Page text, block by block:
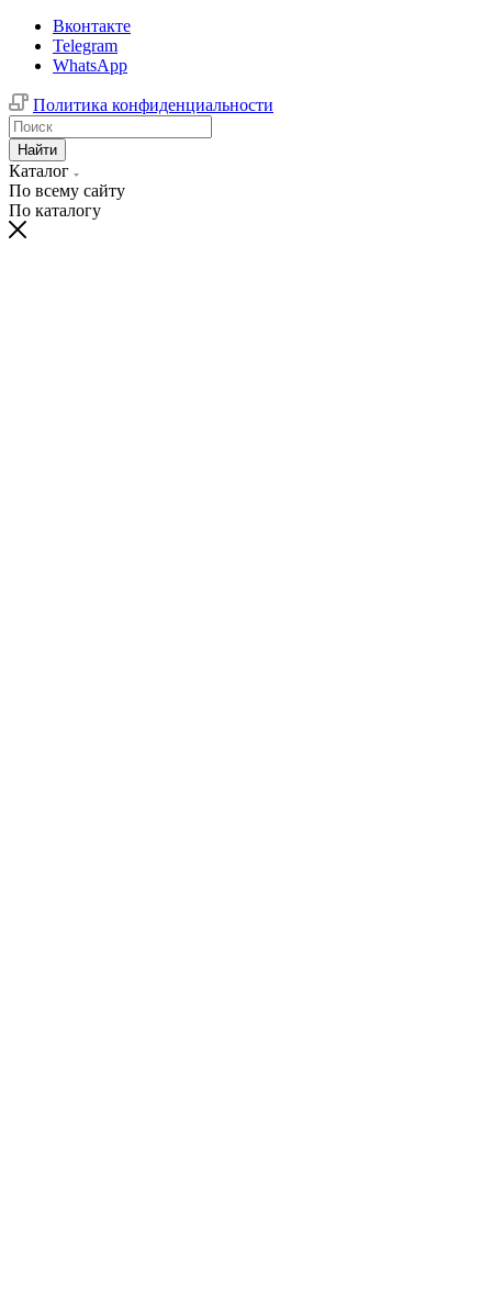
Вконтакте
Telegram
WhatsApp
Политика конфиденциальности
Найти
Каталог
По всему сайту
По каталогу